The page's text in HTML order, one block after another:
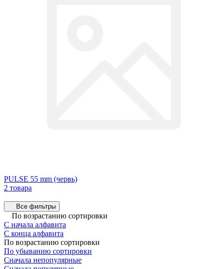
PULSE 55 mm (червь)
2 товара
Все фильтры
По возрастанию сортировки
С начала алфавита
С конца алфавита
По возрастанию сортировки
По убыванию сортировки
Сначала непопулярные